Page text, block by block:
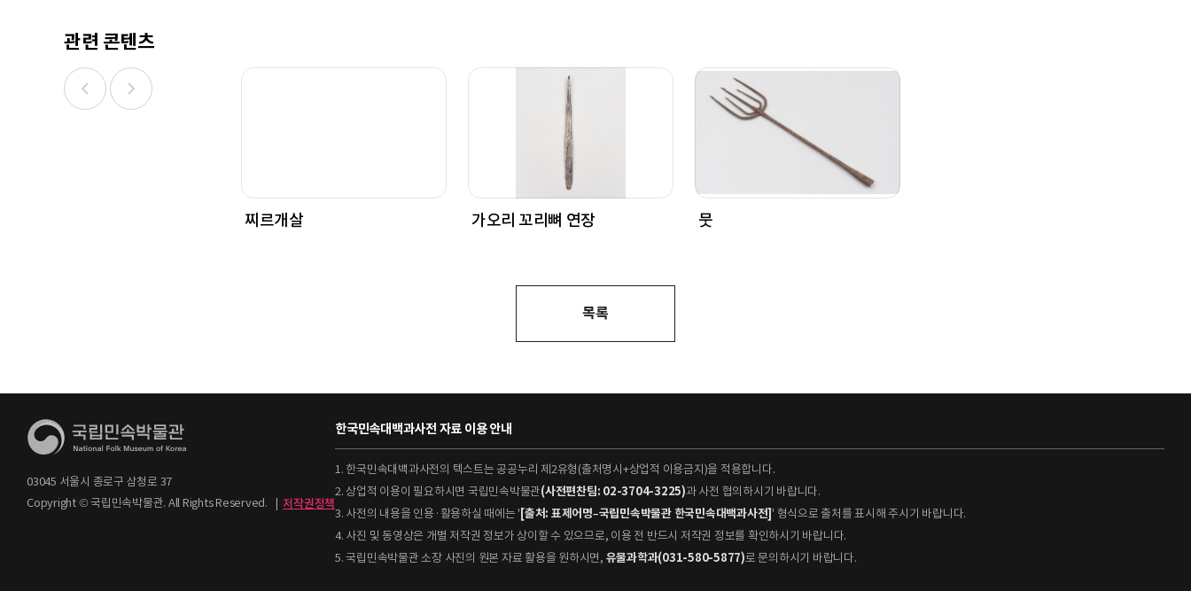
관련 콘텐츠
찌르개살 가오리 꼬리뼈 연장 뭇
목록
03045 서울시 종로구 삼청로 37
Copyright © 국립민속박물관. All Rights Reserved.
| 저작권정책
한국민속대백과사전 자료 이용 안내
1. 한국민속대백과사전의 텍스트는 공공누리 제2유형(출처명시+상업적 이용금지)을 적용합니다.
2. 상업적 이용이 필요하시면 국립민속박물관(사전편찬팀: 02-3704-3225)과 사전 협의하시기 바랍니다.
3. 사전의 내용을 인용·활용하실 때에는 ' [출처: 표제어명–국립민속박물관 한국민속대백과사전] ' 형식으로 출처를 표시해 주시기 바랍니다.
4. 사진 및 동영상은 개별 저작권 정보가 상이할 수 있으므로, 이용 전 반드시 저작권 정보를 확인하시기 바랍니다.
5. 국립민속박물관 소장 사진의 원본 자료 활용을 원하시면, 유물과학과(031-580-5877)로 문의하시기 바랍니다.